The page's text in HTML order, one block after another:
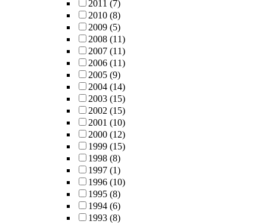
2011 (7)
2010 (8)
2009 (5)
2008 (11)
2007 (11)
2006 (11)
2005 (9)
2004 (14)
2003 (15)
2002 (15)
2001 (10)
2000 (12)
1999 (15)
1998 (8)
1997 (1)
1996 (10)
1995 (8)
1994 (6)
1993 (8)